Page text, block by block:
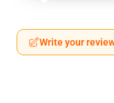
Write your